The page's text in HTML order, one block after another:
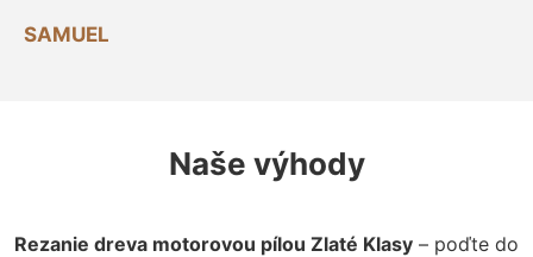
SAMUEL
Naše výhody
Rezanie dreva motorovou pílou Zlaté Klasy – poďte do